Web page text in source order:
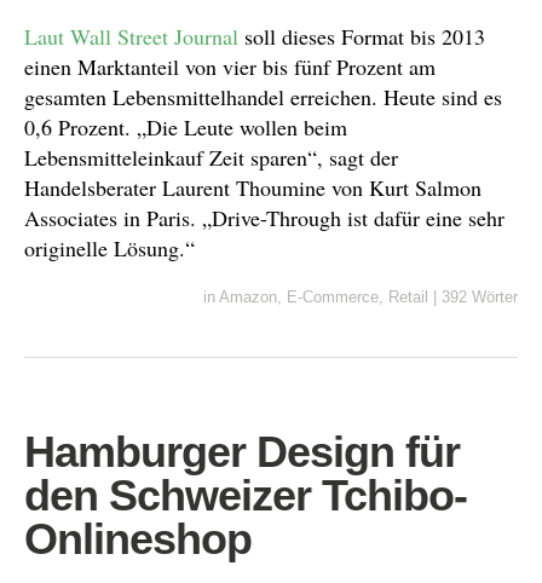
Laut Wall Street Journal soll dieses Format bis 2013
einen Marktanteil von vier bis fünf Prozent am
gesamten Lebensmittelhandel erreichen. Heute sind es
0,6 Prozent. „Die Leute wollen beim
Lebensmitteleinkauf Zeit sparen“, sagt der
Handelsberater Laurent Thoumine von Kurt Salmon
Associates in Paris. „Drive-Through ist dafür eine sehr
originelle Lösung.“
in Amazon E-Commerce Retail | 392 Wörter
Hamburger Design für
den Schweizer Tchibo-
Onlineshop